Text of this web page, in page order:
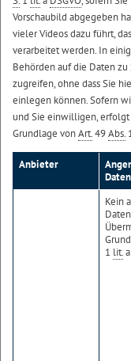
Vorschaubild abgegeben
vieler Videos dazu führt,
verarbeitet werden. In
Behörden auf die Daten
zugreifen, ohne dass Sie
einlegen können. Sofern
und Sie einwilligen,
Grundlage vonArt.49Abs.
Anbieter
Kein
1 lit.a